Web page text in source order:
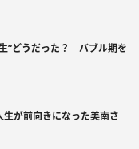
”どうだった？ バブル期を
生が前向きになった美南さ